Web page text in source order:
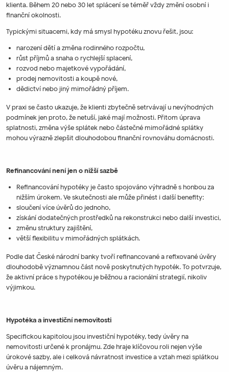
klienta. Během 20 nebo 30 let splácení se téměř vždy změní osobní i
finanční okolnosti.
Typickými situacemi, kdy má smysl hypotéku znovu řešit, jsou:
narození dětí a změna rodinného rozpočtu,
růst příjmů a snaha o rychlejší splacení,
rozvod nebo majetkové vypořádání,
prodej nemovitosti a koupě nové,
dědictví nebo jiný mimořádný příjem.
V praxi se často ukazuje, že klienti zbytečně setrvávají u nevýhodných
podmínek jen proto, že netuší, jaké mají možnosti. Přitom úprava
splatnosti, změna výše splátek nebo částečné mimořádné splátky
mohou výrazně zlepšit dlouhodobou finanční rovnováhu domácnosti.
Refinancování není jen o nižší sazbě
Refinancování hypotéky je často spojováno výhradně s honbou za
nižším úrokem. Ve skutečnosti ale může přinést i další benefity:
sloučení více úvěrů do jednoho,
získání dodatečných prostředků na rekonstrukci nebo další investici,
změnu struktury zajištění,
větší flexibilitu v mimořádných splátkách.
Podle dat České národní banky tvoří refinancované a refixované úvěry
dlouhodobě významnou část nově poskytnutých hypoték. To potvrzuje,
že aktivní práce s hypotékou je běžnou a racionální strategií, nikoliv
výjimkou.
Hypotéka a investiční nemovitosti
Specifickou kapitolou jsou investiční hypotéky, tedy úvěry na
nemovitosti určené k pronájmu. Zde hraje klíčovou roli nejen výše
úrokové sazby, ale i celková návratnost investice a vztah mezi splátkou
úvěru a nájemným.